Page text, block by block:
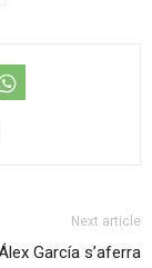
Next article
García s’aferra